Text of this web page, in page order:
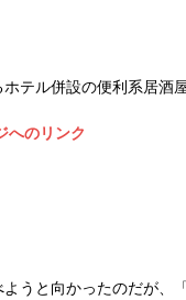
テル併設の便利系居酒
へのリンク
うと向かったのだが、